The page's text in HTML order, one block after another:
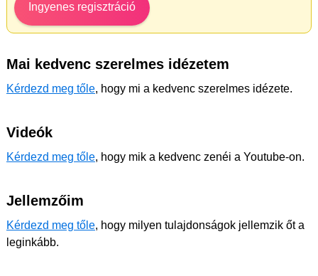
Ingyenes regisztráció
Mai kedvenc szerelmes idézetem
Kérdezd meg tőle, hogy mi a kedvenc szerelmes idézete.
Videók
Kérdezd meg tőle, hogy mik a kedvenc zenéi a Youtube-on.
Jellemzőim
Kérdezd meg tőle, hogy milyen tulajdonságok jellemzik őt a
leginkább.